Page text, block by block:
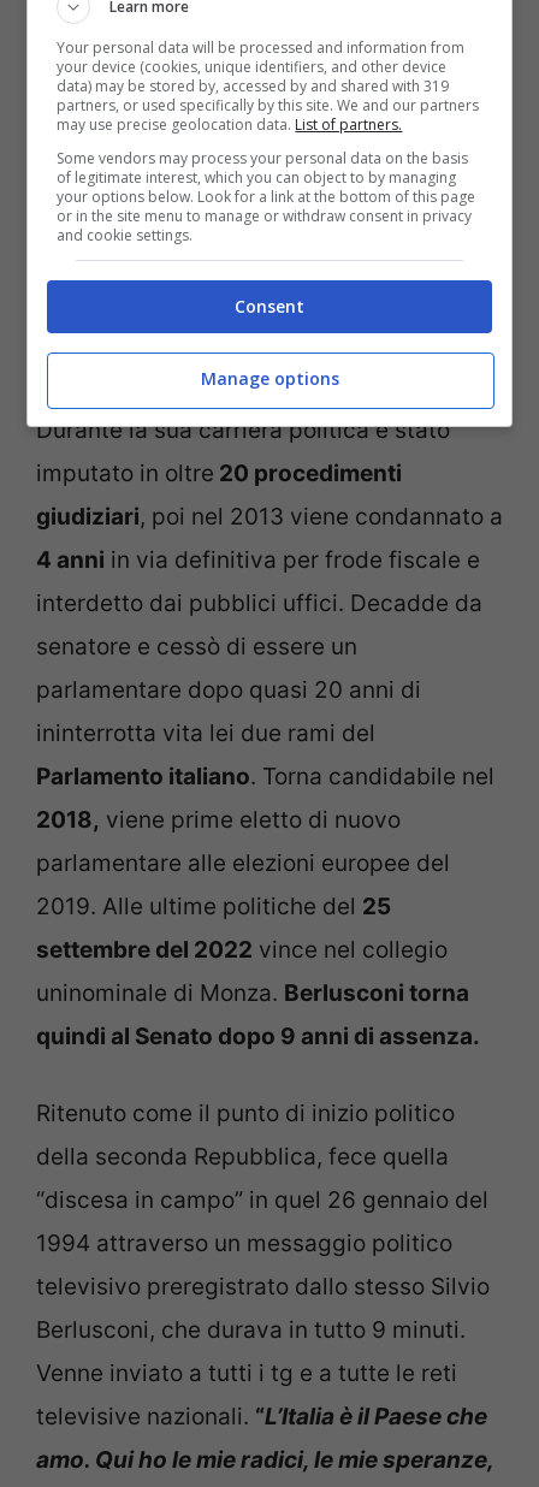
epoche precedenti solo da Benito
Mussolini e Giovanni Giolitti. Va anche
ricordato che Silvio Berlusconi ha guidato i
due governi più lunghi della Repubblica
italiana.
Berlusconi, la discesa in
campo nel 1994 e quel
discorso che passò alla storia
Durante la sua carriera politica è stato
imputato in oltre 20 procedimenti
giudiziari, poi nel 2013 viene condannato a
4 anni in via definitiva per frode fiscale e
interdetto dai pubblici uffici. Decadde da
senatore e cessò di essere un
parlamentare dopo quasi 20 anni di
ininterrotta vita lei due rami del
Parlamento italiano. Torna candidabile nel
2018, viene prime eletto di nuovo
parlamentare alle elezioni europee del
2019. Alle ultime politiche del 25
settembre del 2022 vince nel collegio
uninominale di Monza. Berlusconi torna
quindi al Senato dopo 9 anni di assenza.
Ritenuto come il punto di inizio politico
della seconda Repubblica, fece quella
“discesa in campo” in quel 26 gennaio del
1994 attraverso un messaggio politico
televisivo preregistrato dallo stesso Silvio
Berlusconi, che durava in tutto 9 minuti.
Venne inviato a tutti i tg e a tutte le reti
televisive nazionali. “L’Italia è il Paese che
amo. Qui ho le mie radici, le mie speranze,
Learn more
Your personal data will be processed and information from
your device (cookies, unique identifiers, and other device
data) may be stored by, accessed by and shared with 319
partners, or used specifically by this site. We and our partners
may use precise geolocation data. List of partners.
Some vendors may process your personal data on the basis
of legitimate interest, which you can object to by managing
your options below. Look for a link at the bottom of this page
or in the site menu to manage or withdraw consent in privacy
and cookie settings.
Consent
Manage options